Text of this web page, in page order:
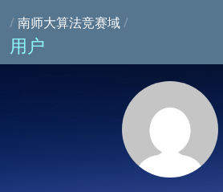
/南师大算法竞赛域/
用户